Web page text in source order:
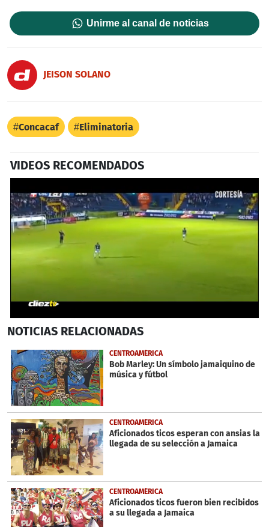
Unirme al canal de noticias
JEISON SOLANO
Concacaf Eliminatoria
VIDEOS RECOMENDADOS
seconds
56
seconds
NOTICIAS RELACIONADAS
CENTROAMÉRICA
Bob Marley: Un símbolo jamaiquino de
música y fútbol
CENTROAMÉRICA
Aficionados ticos esperan con ansias la
llegada de su selección a Jamaica
CENTROAMÉRICA
Aficionados ticos fueron bien recibidos
a su llegada a Jamaica